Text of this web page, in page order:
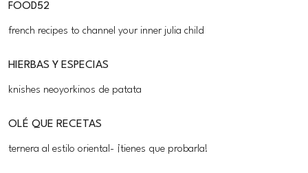
FOOD52
french recipes to channel your inner julia child
HIERBAS Y ESPECIAS
knishes neoyorkinos de patata
OLÉ QUE RECETAS
ternera al estilo oriental- ¡tienes que probarla!